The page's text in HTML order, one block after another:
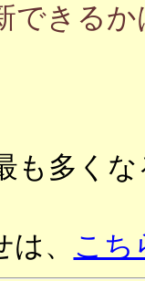
できる
も多く
、 こち